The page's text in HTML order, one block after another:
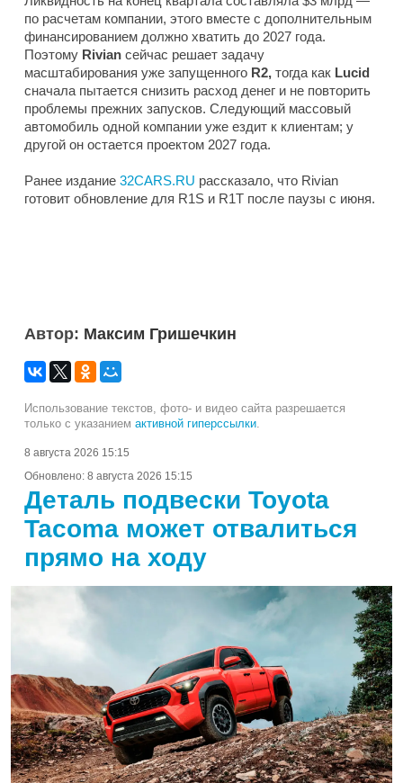
по расчетам компании, этого вместе с дополнительным
финансированием должно хватить до 2027 года.
Поэтому Rivian сейчас решает задачу
масштабирования уже запущенного R2, тогда как Lucid
сначала пытается снизить расход денег и не повторить
проблемы прежних запусков. Следующий массовый
автомобиль одной компании уже ездит к клиентам; у
другой он остается проектом 2027 года.
Ранее издание 32CARS.RU рассказало, что Rivian
готовит обновление для R1S и R1T после паузы с июня.
Автор: Максим Гришечкин
Использование текстов, фото- и видео сайта разрешается
только с указанием активной гиперссылки.
8 августа 2026 15:15
Обновлено: 8 августа 2026 15:15
Деталь подвески Toyota
Tacoma может отвалиться
прямо на ходу